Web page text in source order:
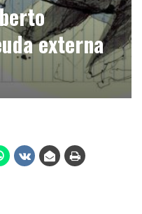
externa